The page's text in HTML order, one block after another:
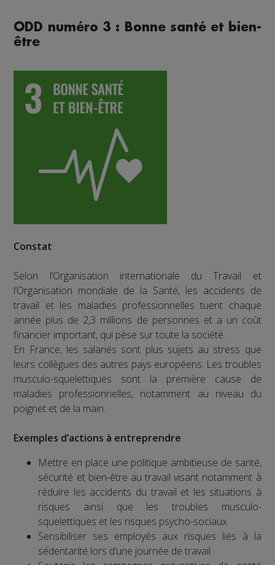
ODD numéro 3 : Bonne santé et bien-
être
Constat
Selon l’Organisation internationale du Travail et
l’Organisation mondiale de la Santé, les accidents de
travail et les maladies professionnelles tuent chaque
année plus de 2,3 millions de personnes et a un coût
financier important, qui pèse sur toute la société.
En France, les salariés sont plus sujets au stress que
leurs collègues des autres pays européens. Les troubles
musculo-squelettiques sont la première cause de
maladies professionnelles, notamment au niveau du
poignet et de la main.
Exemples d’actions à entreprendre
Mettre en place une politique ambitieuse de santé,
sécurité et bien-être au travail visant notamment à
réduire les accidents du travail et les situations à
risques ainsi que les troubles musculo-
squelettiques et les risques psycho-sociaux
Sensibiliser ses employés aux risques liés à la
sédentarité lors d’une journée de travail